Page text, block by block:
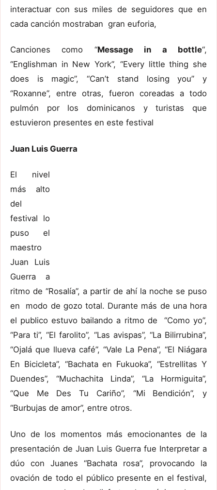
interactuar con sus miles de seguidores que en
cada canción mostraban gran euforia,
Canciones como “Message in a bottle“,
“Englishman in New York”, “Every little thing she
does is magic”, “Can’t stand losing you” y
“Roxanne”, entre otras, fueron coreadas a todo
pulmón por los dominicanos y turistas que
estuvieron presentes en este festival
Juan Luis Guerra
El nivel
más alto
del
festival lo
puso el
maestro
Juan Luis
Guerra a
ritmo de “Rosalía”, a partir de ahí la noche se puso
en modo de gozo total. Durante más de una hora
el publico estuvo bailando a ritmo de “Como yo”,
“Para ti”, “El farolito”, “Las avispas”, “La Bilirrubina”,
“Ojalá que llueva café”, “Vale La Pena”, “El Niágara
En Bicicleta”, “Bachata en Fukuoka”, “Estrellitas Y
Duendes”, “Muchachita Linda”, “La Hormiguita”,
“Que Me Des Tu Cariño”, “Mi Bendición”, y
“Burbujas de amor”, entre otros.
Uno de los momentos más emocionantes de la
presentación de Juan Luis Guerra fue Interpretar a
dúo con Juanes “Bachata rosa”, provocando la
ovación de todo el público presente en el festival,